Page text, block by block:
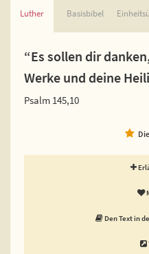
Luther Basisbibel
“Es sollen dir
Werke und deine
Psalm 145,10
Den Text in